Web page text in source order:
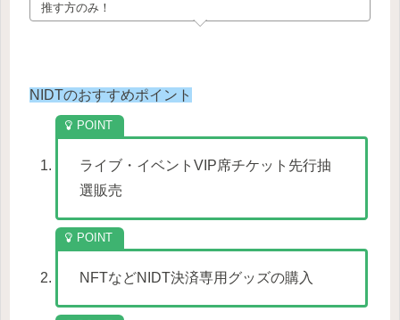
推す方のみ！
NIDTのおすすめポイント
ライブ・イベントVIP席チケット先行抽
選販売
NFTなどNIDT決済専用グッズの購入